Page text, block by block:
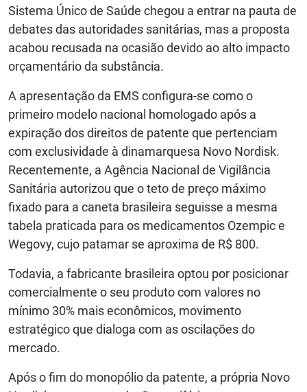
Sistema Único de Saúde chegou a entrar na pauta de
debates das autoridades sanitárias, mas a proposta
acabou recusada na ocasião devido ao alto impacto
orçamentário da substância.
A apresentação da EMS configura-se como o
primeiro modelo nacional homologado após a
expiração dos direitos de patente que pertenciam
com exclusividade à dinamarquesa Novo Nordisk.
Recentemente, a Agência Nacional de Vigilância
Sanitária autorizou que o teto de preço máximo
fixado para a caneta brasileira seguisse a mesma
tabela praticada para os medicamentos Ozempic e
Wegovy, cujo patamar se aproxima de R$ 800.
Todavia, a fabricante brasileira optou por posicionar
comercialmente o seu produto com valores no
mínimo 30% mais econômicos, movimento
estratégico que dialoga com as oscilações do
mercado.
Após o fim do monopólio da patente, a própria Novo